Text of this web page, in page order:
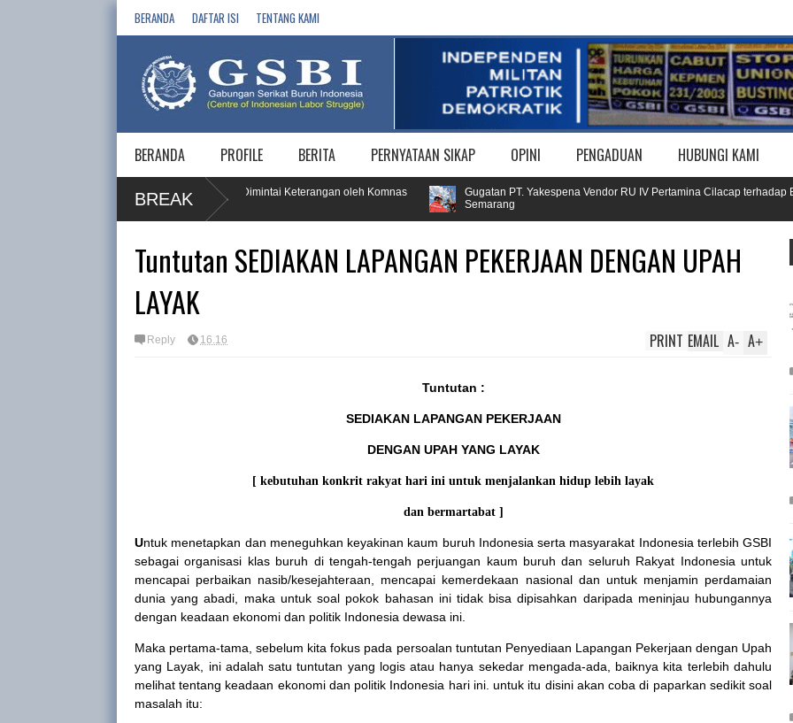
BERANDA DAFTAR ISI TENTANG KAMI
BERANDA PROFILE BERITA PERNYATAAN SIKAP OPINI PENGADUAN HUBUNGI KAMI
BREAK
PT KPI RU IV Cilacap dan 5 Vendornya Dimintai Keterangan oleh Komnas
Gugatan PT. Yakespena Vendor RU IV Pertamina Cilacap terhadap Buruh
Semarang
Tuntutan SEDIAKAN LAPANGAN PEKERJAAN DENGAN UPAH
LAYAK
Reply 16.16 A+
A-
EMAIL
PRINT
Tuntutan :
SEDIAKAN LAPANGAN PEKERJAAN
DENGAN UPAH YANG LAYAK
[ kebutuhan konkrit rakyat hari ini untuk menjalankan hidup lebih layak
dan bermartabat ]
Untuk menetapkan dan meneguhkan keyakinan kaum buruh Indonesia serta masyarakat Indonesia terlebih GSBI
sebagai organisasi klas buruh di tengah-tengah perjuangan kaum buruh dan seluruh Rakyat Indonesia untuk
mencapai perbaikan nasib/kesejahteraan, mencapai kemerdekaan nasional dan untuk menjamin perdamaian
dunia yang abadi, maka untuk soal pokok bahasan ini tidak bisa dipisahkan daripada meninjau hubungannya
dengan keadaan ekonomi dan politik Indonesia dewasa ini.
Maka pertama-tama, sebelum kita fokus pada persoalan tuntutan Penyediaan Lapangan Pekerjaan dengan Upah
yang Layak, ini adalah satu tuntutan yang logis atau hanya sekedar mengada-ada, baiknya kita terlebih dahulu
melihat tentang keadaan ekonomi dan politik Indonesia hari ini. untuk itu disini akan coba di paparkan sedikit soal
masalah itu: